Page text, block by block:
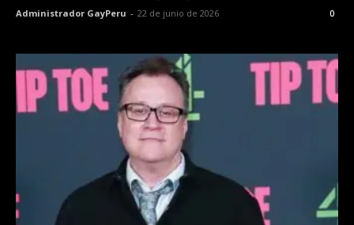
Administrador GayPeru - 22 de junio de 2026 0